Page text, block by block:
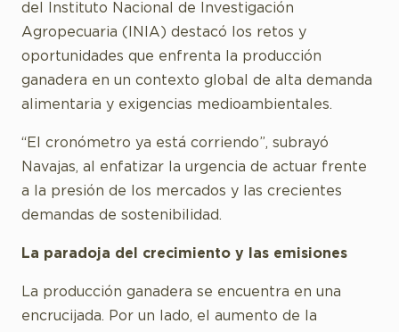
del Instituto Nacional de Investigación
Agropecuaria (INIA) destacó los retos y
oportunidades que enfrenta la producción
ganadera en un contexto global de alta demanda
alimentaria y exigencias medioambientales.
“El cronómetro ya está corriendo”, subrayó
Navajas, al enfatizar la urgencia de actuar frente
a la presión de los mercados y las crecientes
demandas de sostenibilidad.
La paradoja del crecimiento y las emisiones
La producción ganadera se encuentra en una
encrucijada. Por un lado, el aumento de la